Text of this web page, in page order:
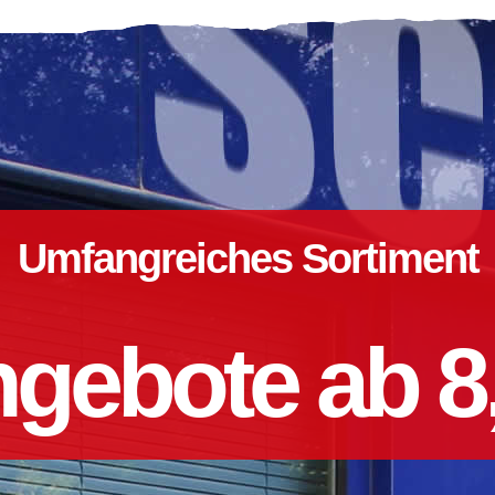
Umfangreiches Sortiment
ab